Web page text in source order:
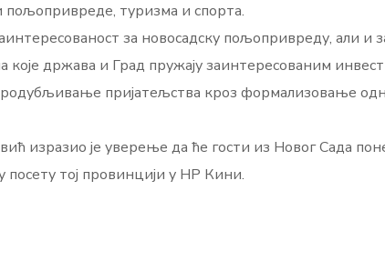
пољопривреде, туризма и спорта.
за новосадску пољопривреду, али и
које држава и Град пружају заинтересованим
пријатељства кроз формализовање
изразио је уверење да ће гости из Новог Сада
посету тој провинцији у НР Кини.